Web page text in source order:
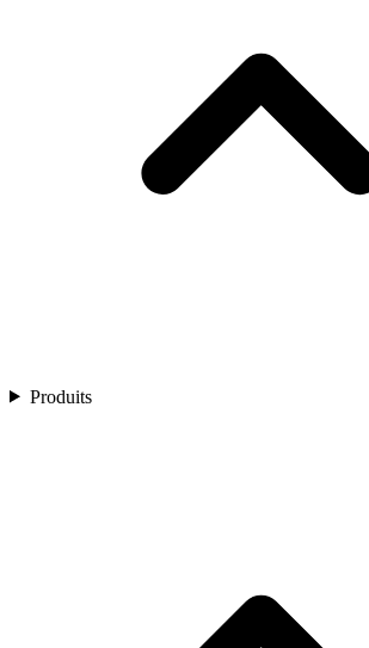
Produits